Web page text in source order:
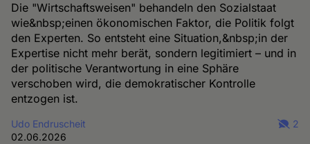
Die "Wirtschaftsweisen" behandeln den Sozialstaat
wie&nbsp;einen ökonomischen Faktor, die Politik folgt
den Experten. So entsteht eine Situation,&nbsp;in der
Expertise nicht mehr berät, sondern legitimiert – und in
der politische Verantwortung in eine Sphäre
verschoben wird, die demokratischer Kontrolle
entzogen ist.
Udo Endruscheit
02.06.2026
2